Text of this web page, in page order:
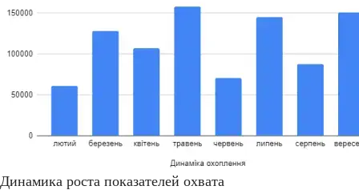
Динамика роста показателей охвата